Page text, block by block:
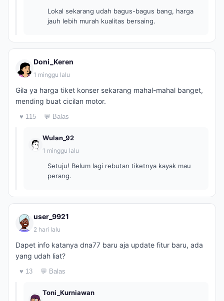
Lokal sekarang udah bagus-bagus bang, harga
jauh lebih murah kualitas bersaing.
Doni_Keren
1 minggu lalu
Gila ya harga tiket konser sekarang mahal-mahal banget,
mending buat cicilan motor.
♥ 115 💬 Balas
Wulan_92
1 minggu lalu
Setuju! Belum lagi rebutan tiketnya kayak mau
perang.
user_9921
2 hari lalu
Dapet info katanya dna77 baru aja update fitur baru, ada
yang udah liat?
♥ 13 💬 Balas
Toni_Kurniawan